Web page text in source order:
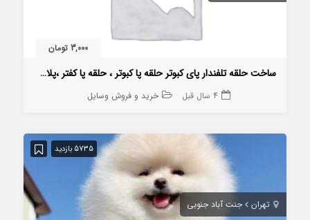
3,000 تومان
ساخت حلقه تلفندار پای کبوتر حلقه پا کبوتر ، حلقه پا کفتر ،پلاک کفتر
4 سال قبل خرید و فروش وسایل
5735 بازدید
تهران جنت آباد جنوبی